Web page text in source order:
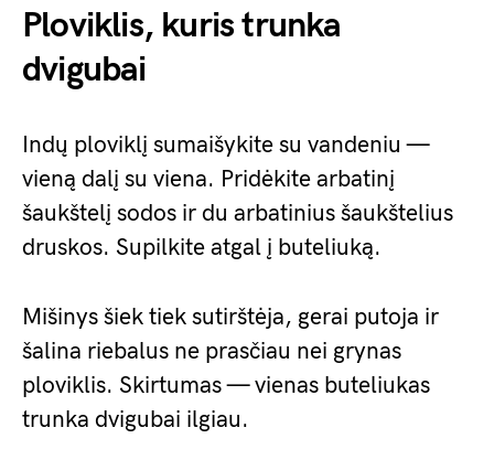
Ploviklis, kuris trunka
dvigubai
Indų ploviklį sumaišykite su vandeniu —
vieną dalį su viena. Pridėkite arbatinį
šaukštelį sodos ir du arbatinius šaukštelius
druskos. Supilkite atgal į buteliuką.
Mišinys šiek tiek sutirštėja, gerai putoja ir
šalina riebalus ne prasčiau nei grynas
ploviklis. Skirtumas — vienas buteliukas
trunka dvigubai ilgiau.